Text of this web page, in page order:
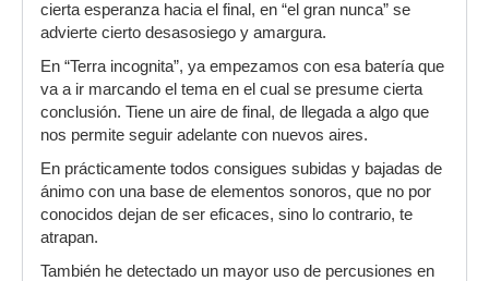
cierta esperanza hacia el final, en “el gran nunca” se
advierte cierto desasosiego y amargura.
En “Terra incognita”, ya empezamos con esa batería que
va a ir marcando el tema en el cual se presume cierta
conclusión. Tiene un aire de final, de llegada a algo que
nos permite seguir adelante con nuevos aires.
En prácticamente todos consigues subidas y bajadas de
ánimo con una base de elementos sonoros, que no por
conocidos dejan de ser eficaces, sino lo contrario, te
atrapan.
También he detectado un mayor uso de percusiones en